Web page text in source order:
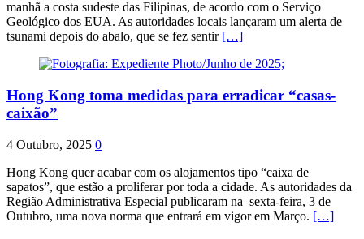
manhã a costa sudeste das Filipinas, de acordo com o Serviço
Geológico dos EUA. As autoridades locais lançaram um alerta de
tsunami depois do abalo, que se fez sentir […]
Hong Kong toma medidas para erradicar “casas-
caixão”
4 Outubro, 2025 0
Hong Kong quer acabar com os alojamentos tipo “caixa de
sapatos”, que estão a proliferar por toda a cidade. As autoridades da
Região Administrativa Especial publicaram na sexta-feira, 3 de
Outubro, uma nova norma que entrará em vigor em Março. […]